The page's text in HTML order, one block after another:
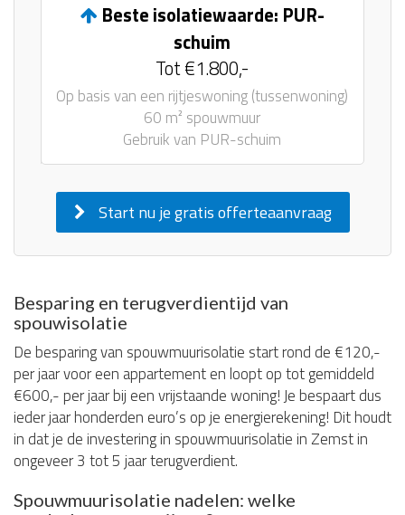
Beste isolatiewaarde: PUR-
schuim
Tot €1.800,-
Op basis van een rijtjeswoning (tussenwoning)
60 m² spouwmuur
Gebruik van PUR-schuim
Start nu je gratis offerteaanvraag
Besparing en terugverdientijd van
spouwisolatie
De besparing van spouwmuurisolatie start rond de €120,-
per jaar voor een appartement en loopt op tot gemiddeld
€600,- per jaar bij een vrijstaande woning! Je bespaart dus
ieder jaar honderden euro’s op je energierekening! Dit houdt
in dat je de investering in spouwmuurisolatie in Zemst in
ongeveer 3 tot 5 jaar terugverdient.
Spouwmuurisolatie nadelen: welke